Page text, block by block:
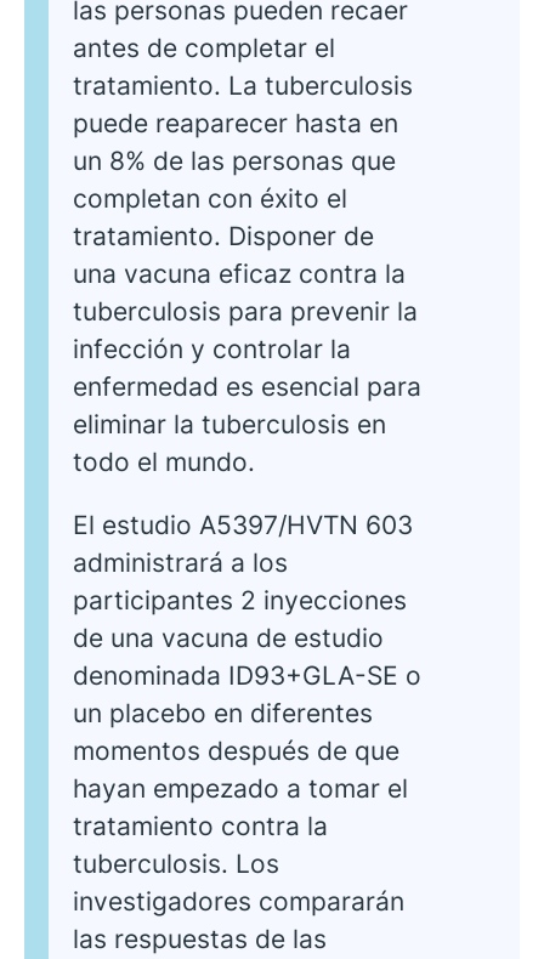
las personas pueden recaer
antes de completar el
tratamiento. La tuberculosis
puede reaparecer hasta en
un 8% de las personas que
completan con éxito el
tratamiento. Disponer de
una vacuna eficaz contra la
tuberculosis para prevenir la
infección y controlar la
enfermedad es esencial para
eliminar la tuberculosis en
todo el mundo.
El estudio A5397/HVTN 603
administrará a los
participantes 2 inyecciones
de una vacuna de estudio
denominada ID93+GLA-SE o
un placebo en diferentes
momentos después de que
hayan empezado a tomar el
tratamiento contra la
tuberculosis. Los
investigadores compararán
las respuestas de las